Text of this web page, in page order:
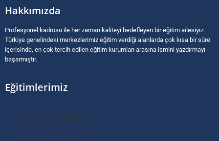
Hakkımızda
Profesyonel kadrosu ile her zaman kaliteyi hedefleyen bir eğitim ailesiyiz.
Türkiye genelindeki merkezlerimiz eğitim verdiği alanlarda çok kısa bir süre
içerisinde, en çok tercih edilen eğitim kurumları arasına ismini yazdırmayı
başarmıştır.
Eğitimlerimiz
İşyeri Hemşireliği Kursu
İşyeri Hekimliği Kursu